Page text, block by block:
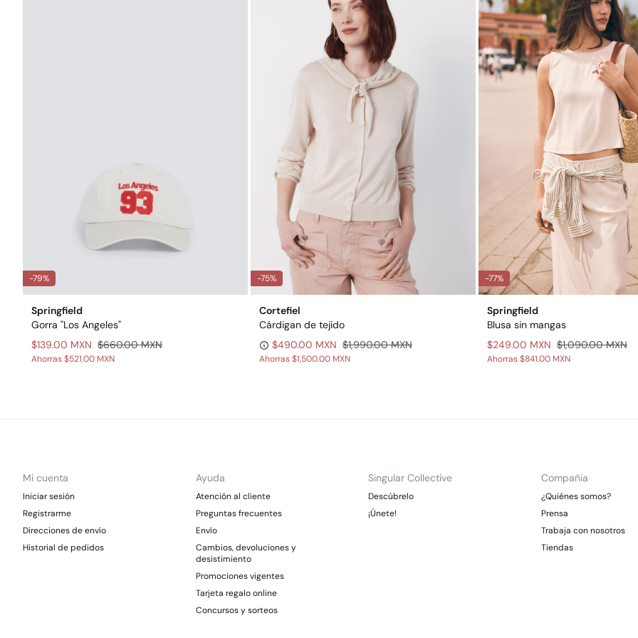
-79%
Springfield
Gorra "Los Angeles"
$139.00 MXN $660.00 MXN
Ahorras$521.00 MXN
-75%
Cortefiel
Cárdigan de tejido
$490.00 MXN $1,990.00 MXN
Ahorras$1,500.00 MXN
-77%
Springfield
Blusa sin mangas
$249.00 MXN $1,090.00 MXN
Ahorras$841.00 MXN
Mi cuenta
Iniciar sesión
Registrarme
Direcciones de envío
Historial de pedidos
Ayuda
Atención al cliente
Preguntas frecuentes
Envío
Cambios, devoluciones y
desistimiento
Promociones vigentes
Tarjeta regalo online
Concursos y sorteos
Singular Collective
Descúbrelo
¡Únete!
Compañia
¿Quiénes somos?
Prensa
Trabaja con nosotros
Tiendas